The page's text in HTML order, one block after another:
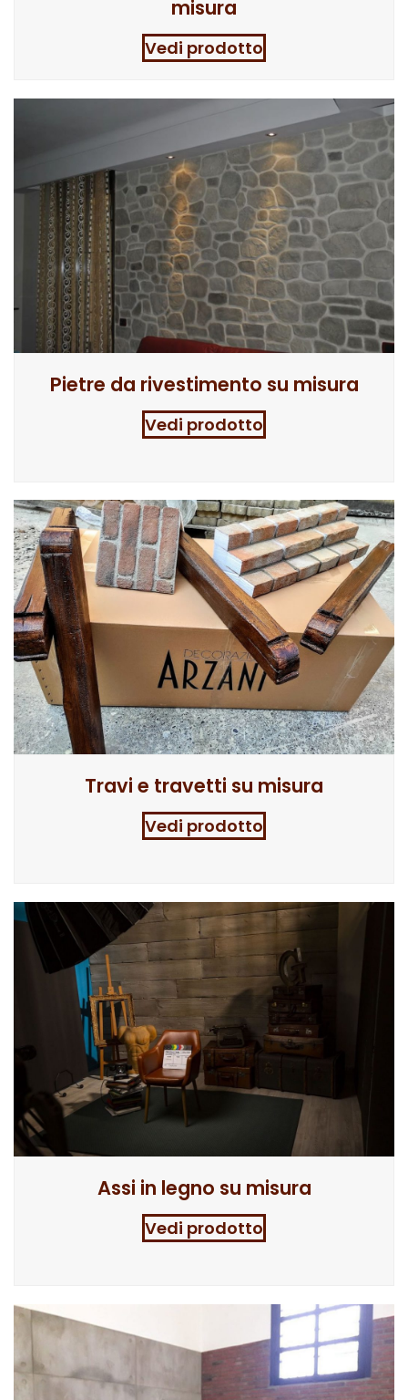
misura
Vedi prodotto
Pietre da rivestimento su misura
Vedi prodotto
Travi e travetti su misura
Vedi prodotto
Assi in legno su misura
Vedi prodotto